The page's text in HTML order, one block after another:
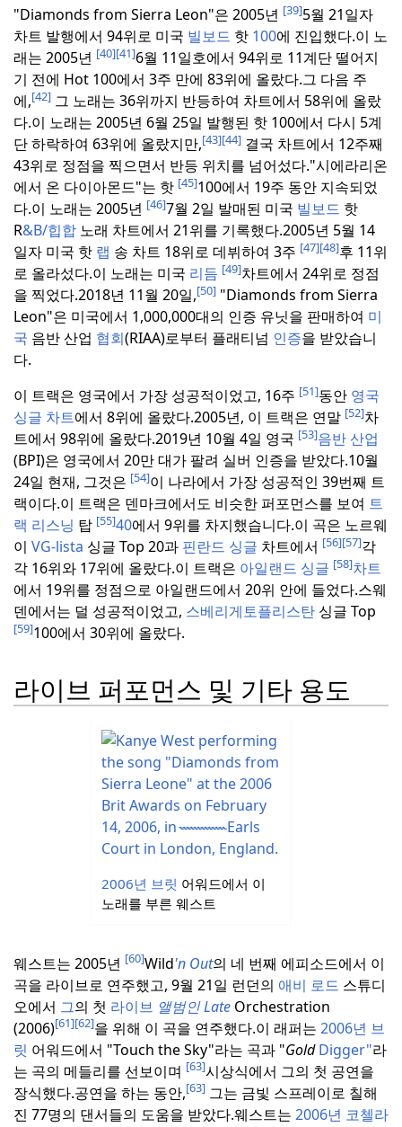
"Diamonds from Sierra Leon"은 2005년 [39]5월 21일자
차트 발행에서 94위로 미국 빌보드 핫 100에 진입했다.이 노
래는 2005년 [40][41]6월 11일호에서 94위로 11계단 떨어지
기 전에 Hot 100에서 3주 만에 83위에 올랐다.그 다음 주
에,[42] 그 노래는 36위까지 반등하여 차트에서 58위에 올랐
다.이 노래는 2005년 6월 25일 발행된 핫 100에서 다시 5계
단 하락하여 63위에 올랐지만,[43][44] 결국 차트에서 12주째
43위로 정점을 찍으면서 반등 위치를 넘어섰다."시에라리온
에서 온 다이아몬드"는 핫 [45]100에서 19주 동안 지속되었
다.이 노래는 2005년 [46]7월 2일 발매된 미국 빌보드 핫
R&B/힙합 노래 차트에서 21위를 기록했다.2005년 5월 14
일자 미국 핫 랩 송 차트 18위로 데뷔하여 3주 [47][48]후 11위
로 올라섰다.이 노래는 미국 리듬 [49]차트에서 24위로 정점
을 찍었다.2018년 11월 20일,[50] "Diamonds from Sierra
Leon"은 미국에서 1,000,000대의 인증 유닛을 판매하여 미
국 음반 산업 협회(RIAA)로부터 플래티넘 인증을 받았습니
다.
이 트랙은 영국에서 가장 성공적이었고, 16주 [51]동안 영국
싱글 차트에서 8위에 올랐다.2005년, 이 트랙은 연말 [52]차
트에서 98위에 올랐다.2019년 10월 4일 영국 [53]음반 산업
(BPI)은 영국에서 20만 대가 팔려 실버 인증을 받았다.10월
24일 현재, 그것은 [54]이 나라에서 가장 성공적인 39번째 트
랙이다.이 트랙은 덴마크에서도 비슷한 퍼포먼스를 보여 트
랙 리스닝 탑 [55]40에서 9위를 차지했습니다.이 곡은 노르웨
이 VG-lista 싱글 Top 20과 핀란드 싱글 차트에서 [56][57]각
각 16위와 17위에 올랐다.이 트랙은 아일랜드 싱글 [58]차트
에서 19위를 정점으로 아일랜드에서 20위 안에 들었다.스웨
덴에서는 덜 성공적이었고, 스베리게토플리스탄 싱글 Top
[59]100에서 30위에 올랐다.
라이브 퍼포먼스 및 기타 용도
2006년 브릿 어워드에서 이
노래를 부른 웨스트
웨스트는 2005년 [60]Wild'n Out의 네 번째 에피소드에서 이
곡을 라이브로 연주했고, 9월 21일 런던의 애비 로드 스튜디
오에서 그의 첫 라이브 앨범인 Late Orchestration
(2006)[61][62]을 위해 이 곡을 연주했다.이 래퍼는 2006년 브
릿 어워드에서 "Touch the Sky"라는 곡과 "Gold Digger"라
는 곡의 메들리를 선보이며 [63]시상식에서 그의 첫 공연을
장식했다.공연을 하는 동안,[63] 그는 금빛 스프레이로 칠해
진 77명의 댄서들의 도움을 받았다.웨스트는 2006년 코첼라